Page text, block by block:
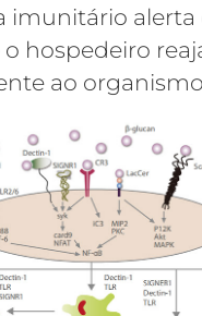
imunitário alerta
hospedeiro
ao